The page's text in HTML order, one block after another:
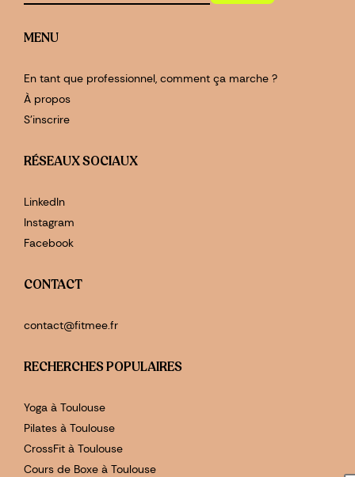
MENU
En tant que professionnel, comment ça marche ?
À propos
S'inscrire
RÉSEAUX SOCIAUX
LinkedIn
Instagram
Facebook
CONTACT
contact@fitmee.fr
RECHERCHES POPULAIRES
Yoga à Toulouse
Pilates à Toulouse
CrossFit à Toulouse
Cours de Boxe à Toulouse